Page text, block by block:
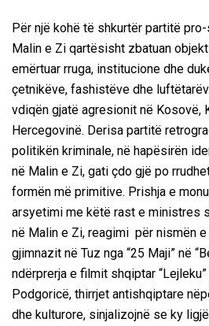
Për një kohë të shkurtër partitë
Malin e Zi qartësisht zbatuan
emërtuar rruga, institucione dhe
çetnikëve, fashistëve dhe
vdiqën gjatë agresionit në Kosovë,
Hercegovinë. Derisa partitë
politikën kriminale, në hapësirën
në Malin e Zi, gati çdo gjë po
formën më primitive. Prishja e
arsyetimi me këtë rast e ministres
në Malin e Zi, reagimi për nismën
gjimnazit në Tuz nga “25 Maji” në
ndërprerja e filmit shqiptar
Podgoricë, thirrjet antishqiptare
dhe kulturore, sinjalizojnë se ky